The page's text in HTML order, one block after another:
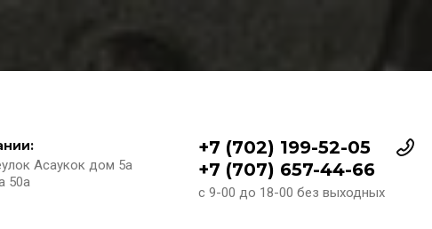
Асаукок дом 5а
50а
+7 (702) 199-52-05
+7 (707) 657-44-66
с 9-00 до 18-00 без выходных